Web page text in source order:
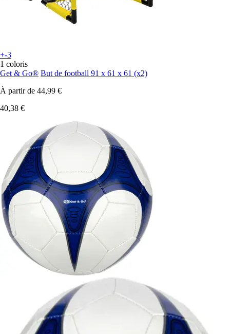
+-3
1 coloris
Get & Go® But de football 91 x 61 x 61 (x2)
À partir de 44,99 €
40,38 €